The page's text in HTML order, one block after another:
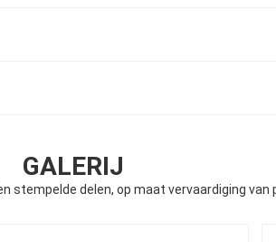
GALERIJ
stempelde delen, op maat vervaardiging van